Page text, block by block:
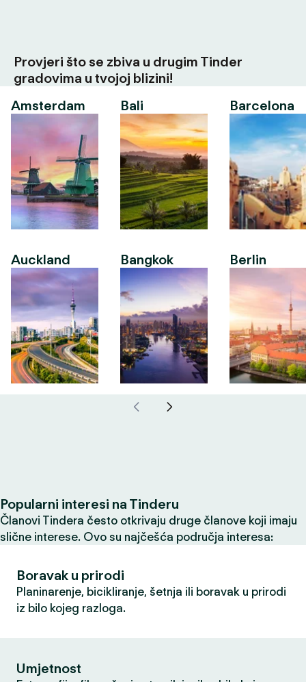
Provjeri što se zbiva u drugim Tinder
gradovima u tvojoj blizini!
Amsterdam
Auckland
Bali
Bangkok
Barcelona
Berlin
Popularni interesi na Tinderu
Članovi Tindera često otkrivaju druge članove koji imaju
slične interese. Ovo su najčešća područja interesa:
Boravak u prirodi
Planinarenje, bicikliranje, šetnja ili boravak u prirodi
iz bilo kojeg razloga.
Umjetnost